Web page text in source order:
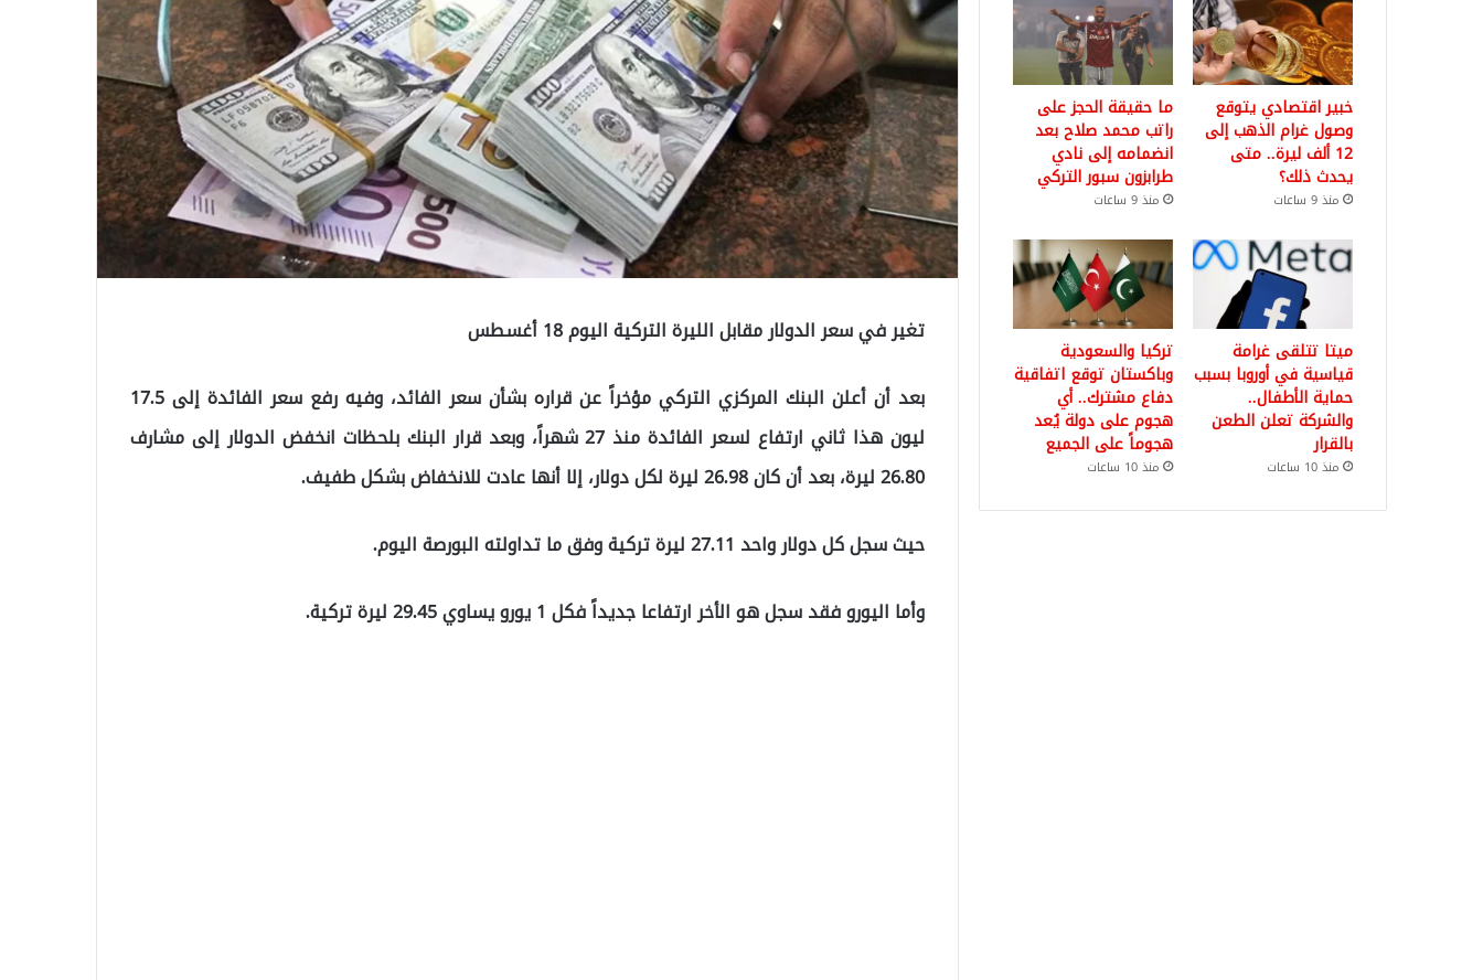
تغير في سعر الدولار مقابل الليرة التركية اليوم 18 أغسطس
بعد أن أعلن البنك المركزي التركي مؤخراً عن قراره بشأن سعر الفائد، وفيه رفع سعر الفائدة إلى 17.5
ليون هذا ثاني ارتفاع لسعر الفائدة منذ 27 شهراً، وبعد قرار البنك بلحظات انخفض الدولار إلى مشارف
26.80 ليرة، بعد أن كان 26.98 ليرة لكل دولار، إلا أنها عادت للانخفاض بشكل طفيف.
حيث سجل كل دولار واحد 27.11 ليرة تركية وفق ما تداولته البورصة اليوم.
وأما اليورو فقد سجل هو الأخر ارتفاعا جديداً فكل 1 يورو يساوي 29.45 ليرة تركية.
خبير اقتصادي يتوقع
وصول غرام الذهب إلى
12 ألف ليرة.. متى
يحدث ذلك؟
منذ 9 ساعات
ما حقيقة الحجز على
راتب محمد صلاح بعد
انضمامه إلى نادي
طرابزون سبور التركي
منذ 9 ساعات
ميتا تتلقى غرامة
قياسية في أوروبا بسبب
حماية الأطفال..
والشركة تعلن الطعن
بالقرار
منذ 10 ساعات
تركيا والسعودية
وباكستان توقع اتفاقية
دفاع مشترك.. أي
هجوم على دولة يُعد
هجوماً على الجميع
منذ 10 ساعات